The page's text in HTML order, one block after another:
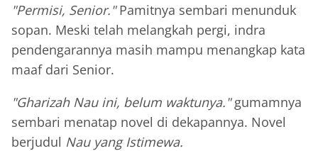
"Permisi, Senior."Pamitnya sembari menunduk
sopan. Meski telah melangkah pergi, indra
pendengarannya masih mampu menangkap kata
maaf dari Senior.
"Gharizah Nau ini, belum waktunya."gumamnya
sembari menatap novel di dekapannya. Novel
berjudul Nau yang Istimewa.